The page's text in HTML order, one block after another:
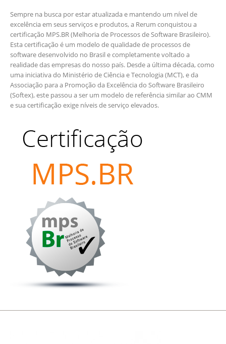
Sempre na busca por estar atualizada e mantendo um nível de
excelência em seus serviços e produtos, a Rerum conquistou a
certificação MPS.BR (Melhoria de Processos de Software Brasileiro).
Esta certificação é um modelo de qualidade de processos de
software desenvolvido no Brasil e completamente voltado a
realidade das empresas do nosso país. Desde a última década, como
uma iniciativa do Ministério de Ciência e Tecnologia (MCT), e da
Associação para a Promoção da Excelência do Software Brasileiro
(Softex), este passou a ser um modelo de referência similar ao CMM
e sua certificação exige níveis de serviço elevados.